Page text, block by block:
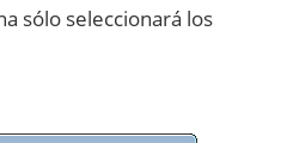
sólo seleccionará los